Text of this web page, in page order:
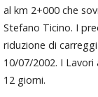
al km 2+000 che
Stefano Ticino. I
riduzione di
10/07/2002. I
12 giorni.